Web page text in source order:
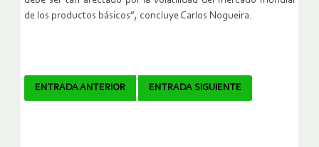
de los productos básicos”, concluye Carlos Nogueira.
Navegador
ENTRADA ANTERIOR ENTRADA SIGUIENTE